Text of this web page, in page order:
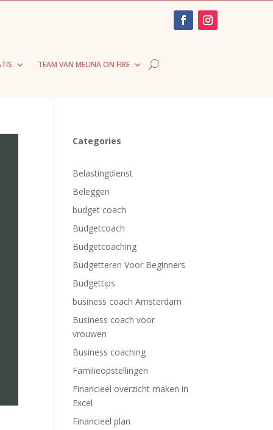
TEAM VAN MELINA ON FIRE
Categories
Belastingdienst
Beleggen
budget coach
Budgetcoach
Budgetcoaching
Budgetteren Voor Beginners
Budgettips
business coach Amsterdam
Business coach voor
vrouwen
Business coaching
Familieopstellingen
Financieel overzicht maken in
Excel
Financieel plan